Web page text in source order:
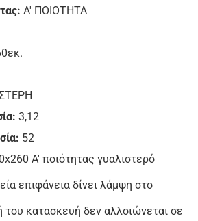
Α' ΠΟΙΟΤΗΤΑ
3,12
52
Α' ποιότητας γυαλιστερό
επιφάνεια δίνει λάμψη στο
του κατασκευή δεν αλλοιώνεται σε